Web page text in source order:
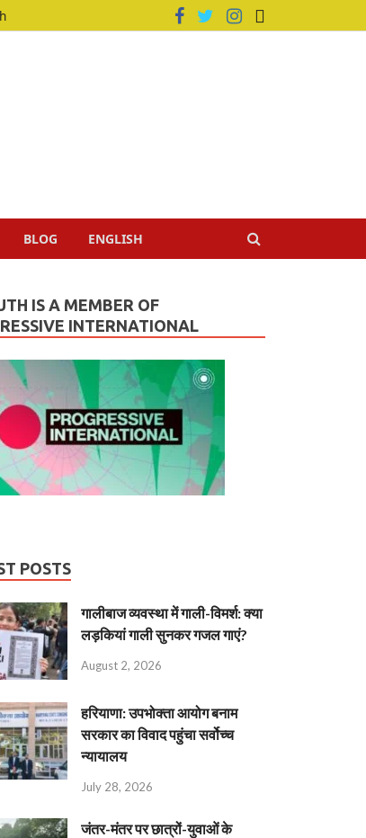
BLOG ENGLISH
IS A MEMBER OF
INTERNATIONAL
POSTS
गालीबाज व्‍यवस्‍था में गाली-विमर्श: क्या
लड़कियां गाली सुनकर गजल गाएं?
August 2, 2026
हरियाणा: उपभोक्ता आयोग बनाम
सरकार का विवाद पहुंचा सर्वोच्च
न्यायालय
July 28, 2026
जंतर-मंतर पर छात्रों-युवाओं के